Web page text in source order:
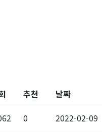
추천
날짜
0 2022-02-09